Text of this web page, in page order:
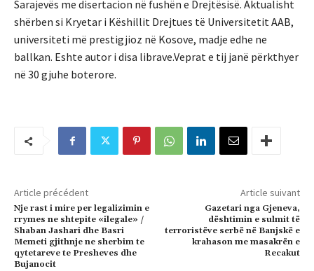
Sarajevës me disertacion në fushën e Drejtësisë. Aktualisht
shërben si Kryetar i Këshillit Drejtues të Universitetit AAB,
universiteti më prestigjioz në Kosove, madje edhe ne
ballkan. Eshte autor i disa librave.Veprat e tij janë përkthyer
në 30 gjuhe boterore.
Article précédent
Nje rast i mire per legalizimin e
rrymes ne shtepite «ilegale» /
Shaban Jashari dhe Basri
Memeti gjithnje ne sherbim te
qytetareve te Presheves dhe
Bujanocit
Article suivant
Gazetari nga Gjeneva,
dështimin e sulmit të
terroristëve serbë në Banjskë e
krahason me masakrën e
Recakut